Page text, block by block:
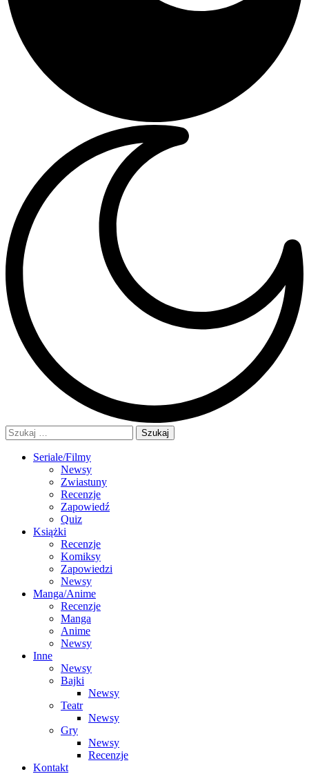
Szukaj:
Seriale/Filmy
Newsy
Zwiastuny
Recenzje
Zapowiedź
Quiz
Książki
Recenzje
Komiksy
Zapowiedzi
Newsy
Manga/Anime
Recenzje
Manga
Anime
Newsy
Inne
Newsy
Bajki
Newsy
Teatr
Newsy
Gry
Newsy
Recenzje
Kontakt